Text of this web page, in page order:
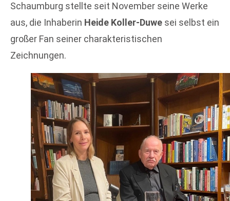
Schaumburg stellte seit November seine Werke
aus, die Inhaberin Heide Koller-Duwe sei selbst ein
großer Fan seiner charakteristischen
Zeichnungen.